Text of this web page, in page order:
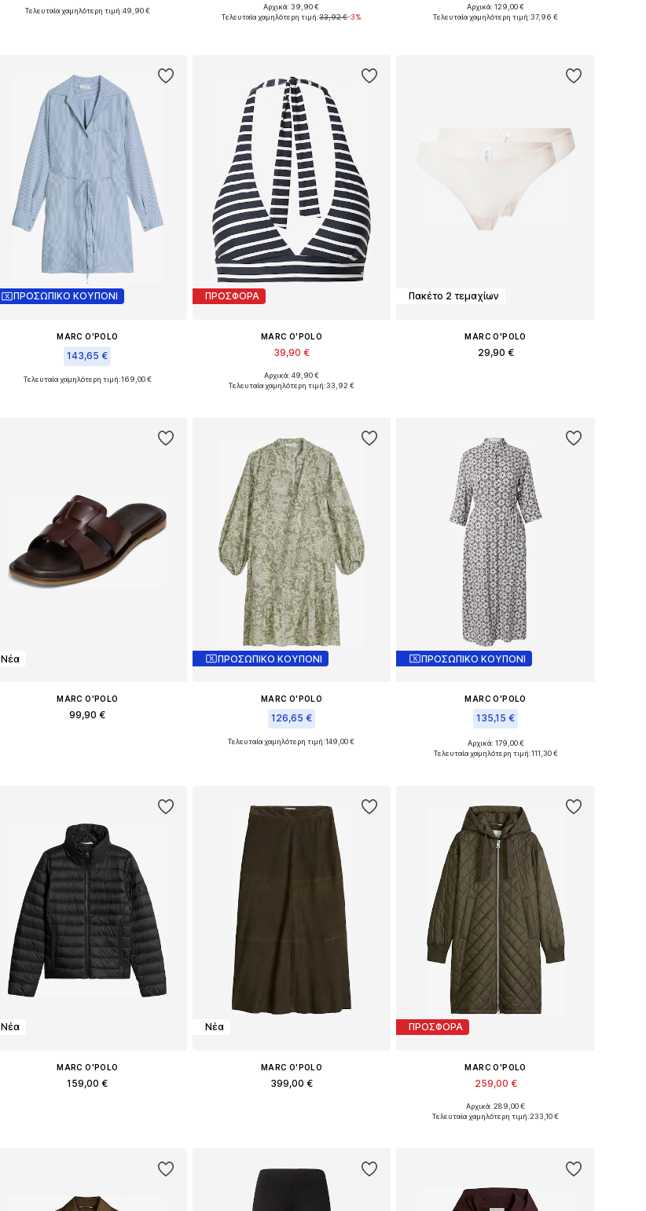
Διαθέσιμα μεγέθη: S, M, L, XL
Τελευταία χαμηλότερη τιμή:49,90 € Διαθέσιμα μεγέθη: 75, 80, 90
Αρχικά: 39,90 €
Τελευταία χαμηλότερη τιμή:33,92 €-3%
Διαθέσιμα μεγέθη: One Size
Αρχικά: 129,00 €
Τελευταία χαμηλότερη τιμή:37,96 €
ΠΡΟΣΩΠΙΚΟ ΚΟΥΠΟΝΙ
MARC O'POLO
143,65 €
Διαθέσιμο σε πολλά μεγέθη
Τελευταία χαμηλότερη τιμή:169,00 €
ΠΡΟΣΦΟΡΑ
MARC O'POLO
39,90 €
Διαθέσιμα μεγέθη: 75, 80, 90
Αρχικά: 49,90 €
Τελευταία χαμηλότερη τιμή:33,92 €
Πακέτο 2 τεμαχίων
MARC O'POLO
29,90 €
Νέα
MARC O'POLO
99,90 €
ΠΡΟΣΩΠΙΚΟ ΚΟΥΠΟΝΙ
MARC O'POLO
126,65 €
Διαθέσιμα μεγέθη: 34, 36, 38, 40
Τελευταία χαμηλότερη τιμή:149,00 €
ΠΡΟΣΩΠΙΚΟ ΚΟΥΠΟΝΙ
MARC O'POLO
135,15 €
Διαθέσιμα μεγέθη: 34, 36, 38, 40, 42
Αρχικά: 179,00 €
Τελευταία χαμηλότερη τιμή:111,30 €
Νέα
MARC O'POLO
159,00 €
Νέα
MARC O'POLO
399,00 €
ΠΡΟΣΦΟΡΑ
MARC O'POLO
259,00 €
Διαθέσιμο σε πολλά μεγέθη
Αρχικά: 289,00 €
Τελευταία χαμηλότερη τιμή:233,10 €